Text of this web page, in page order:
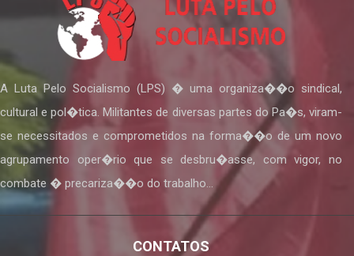
A Luta Pelo Socialismo (LPS) � uma organiza��o sindical,
cultural e pol�tica. Militantes de diversas partes do Pa�s, viram-
se necessitados e comprometidos na forma��o de um novo
agrupamento oper�rio que se desbru�asse, com vigor, no
combate � precariza��o do trabalho...
CONTATOS